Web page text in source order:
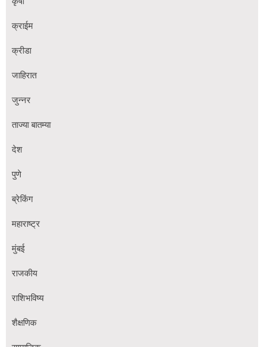
क्राईम
क्रीडा
जाहिरात
जुन्नर
ताज्या बातम्या
देश
पुणे
ब्रेकिंग
महाराष्ट्र
मुंबई
राजकीय
राशिभविष्य
शैक्षणिक